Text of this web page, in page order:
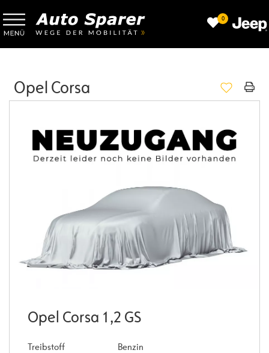
0
Opel Corsa
Opel Corsa 1,2 GS
Treibstoff
Benzin